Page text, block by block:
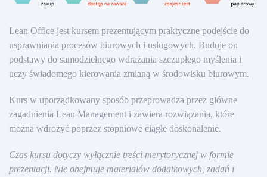
Lean Office jest kursem prezentującym praktyczne podejście do
usprawniania procesów biurowych i usługowych. Buduje on
podstawy do samodzielnego wdrażania szczupłego myślenia i
uczy świadomego kierowania zmianą w środowisku biurowym.
Kurs w uporządkowany sposób przeprowadza przez główne
zagadnienia Lean Management i zawiera rozwiązania, które
można wdrożyć poprzez stopniowe ciągłe doskonalenie.
Czas kursu dotyczy wyłącznie treści merytorycznej w formie
prezentacji. Nie obejmuje materiałów dodatkowych, zadań i